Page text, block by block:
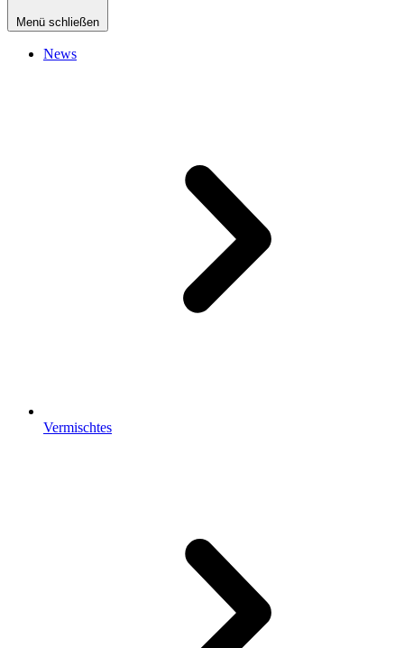
Menü schließen
News
Vermischtes